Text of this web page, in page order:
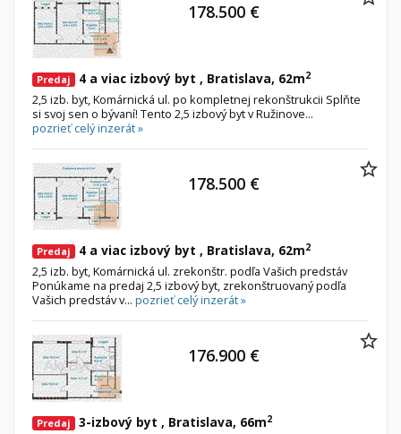
Predaj 4 a viac izbový byt , Bratislava, 62m2
2,5 izb. byt, Komárnická ul. po kompletnej rekonštrukcii Splňte
si svoj sen o bývaní! Tento 2,5 izbový byt v Ružinove...
pozrieť celý inzerát »
178.500 €
Predaj 4 a viac izbový byt , Bratislava, 62m2
2,5 izb. byt, Komárnická ul. zrekonštr. podľa Vašich predstáv
Ponúkame na predaj 2,5 izbový byt, zrekonštruovaný podľa
Vašich predstáv v... pozrieť celý inzerát »
178.500 €
Predaj 3-izbový byt , Bratislava, 66m2
176.900 €